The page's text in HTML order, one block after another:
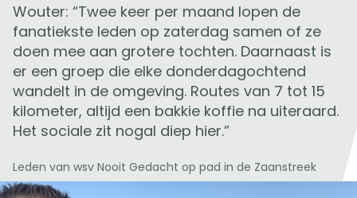
Wouter: “Twee keer per maand lopen de
fanatiekste leden op zaterdag samen of ze
doen mee aan grotere tochten. Daarnaast is
er een groep die elke donderdagochtend
wandelt in de omgeving. Routes van 7 tot 15
kilometer, altijd een bakkie koffie na uiteraard.
Het sociale zit nogal diep hier.”
Leden van wsv Nooit Gedacht op pad in de Zaanstreek